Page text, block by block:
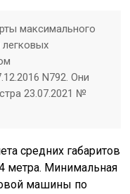
максимального
N792. Они
23.07.2021 №
средних габаритов
метра. Минимальная
машины по